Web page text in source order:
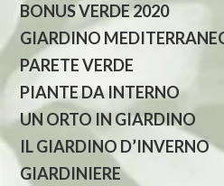
BONUS VERDE 2020
GIARDINO
PARETE VERDE
PIANTE DA INTERNO
UN ORTO IN GIARDINO
IL GIARDINO D’INVERNO
GIARDINIERE